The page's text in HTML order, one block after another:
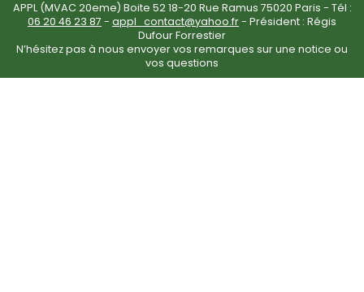
APPL (MVAC 20eme) Boite 52 18-20 Rue Ramus 75020 Paris - Tél :
06 20 46 23 87 - appl_contact@yahoo.fr- Président : Régis
Dufour Forrestier
N’hésitez pas à nous envoyer vos remarques sur une notice ou
vos questions